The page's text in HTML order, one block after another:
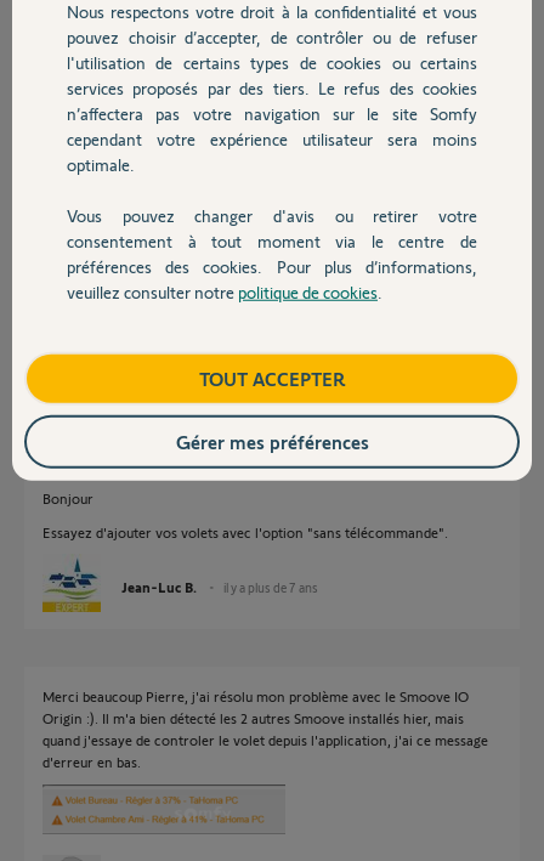
Chauffage
Autres produits
Devis avec un pro
Contact
noir sir le volet. J'ai supprimé 1 équipement des 2 dans l'interface
Web et maintenant quand je veux le rajouter j'ai un échec. Pour le
Smoove IO Origin, je n'arrive toujours pas à l'appairer. J'ai regardé la
panneau de configuration avancé mais il y a un message me disant de
faire appel à un professionnel. Mon installateur se déclarant
incompétent sur Tahoma, je suis bloqué, je n'ose pas aller plus loin.
Est-ce que quelqu'un peut m'aider à configurer mes 3 derniers
Pascal.
Pascal W.
il y a plus de 7 ans
Réponses
Bonjour
Essayez d'ajouter vos volets avec l'option "sans télécommande".
Jean-Luc B. il y a plus de 7 ans
Merci beaucoup Pierre, j'ai résolu mon problème avec le Smoove IO
Origin :). Il m'a bien détecté les 2 autres Smoove installés hier, mais
quand j'essaye de controler le volet depuis l'application, j'ai ce message
d'erreur en bas.
Nous respectons votre droit à la confidentialité et vous
pouvez choisir d’accepter, de contrôler ou de refuser
l'utilisation de certains types de cookies ou certains
services proposés par des tiers. Le refus des cookies
n’affectera pas votre navigation sur le site Somfy
cependant votre expérience utilisateur sera moins
optimale.
Vous pouvez changer d'avis ou retirer votre
consentement à tout moment via le centre de
préférences des cookies. Pour plus d’informations,
veuillez consulter notre politique de cookies
TOUT ACCEPTER
Gérer mes préférences